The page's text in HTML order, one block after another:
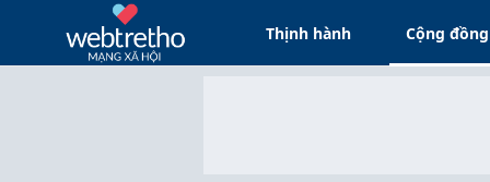
Thịnh hành Cộng đồng